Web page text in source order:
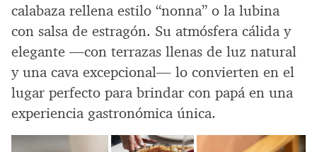
calabaza rellena estilo “nonna” o la lubina
con salsa de estragón. Su atmósfera cálida y
elegante —con terrazas llenas de luz natural
y una cava excepcional— lo convierten en el
lugar perfecto para brindar con papá en una
experiencia gastronómica única.